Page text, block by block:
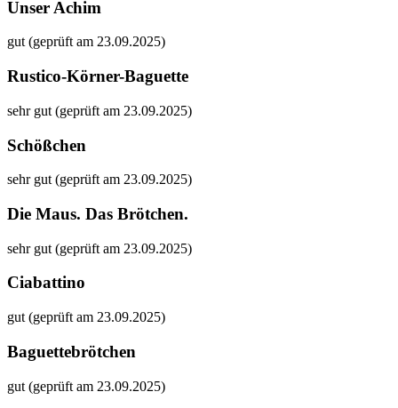
Unser Achim
gut (geprüft am 23.09.2025)
Rustico-Körner-Baguette
sehr gut (geprüft am 23.09.2025)
Schößchen
sehr gut (geprüft am 23.09.2025)
Die Maus. Das Brötchen.
sehr gut (geprüft am 23.09.2025)
Ciabattino
gut (geprüft am 23.09.2025)
Baguettebrötchen
gut (geprüft am 23.09.2025)